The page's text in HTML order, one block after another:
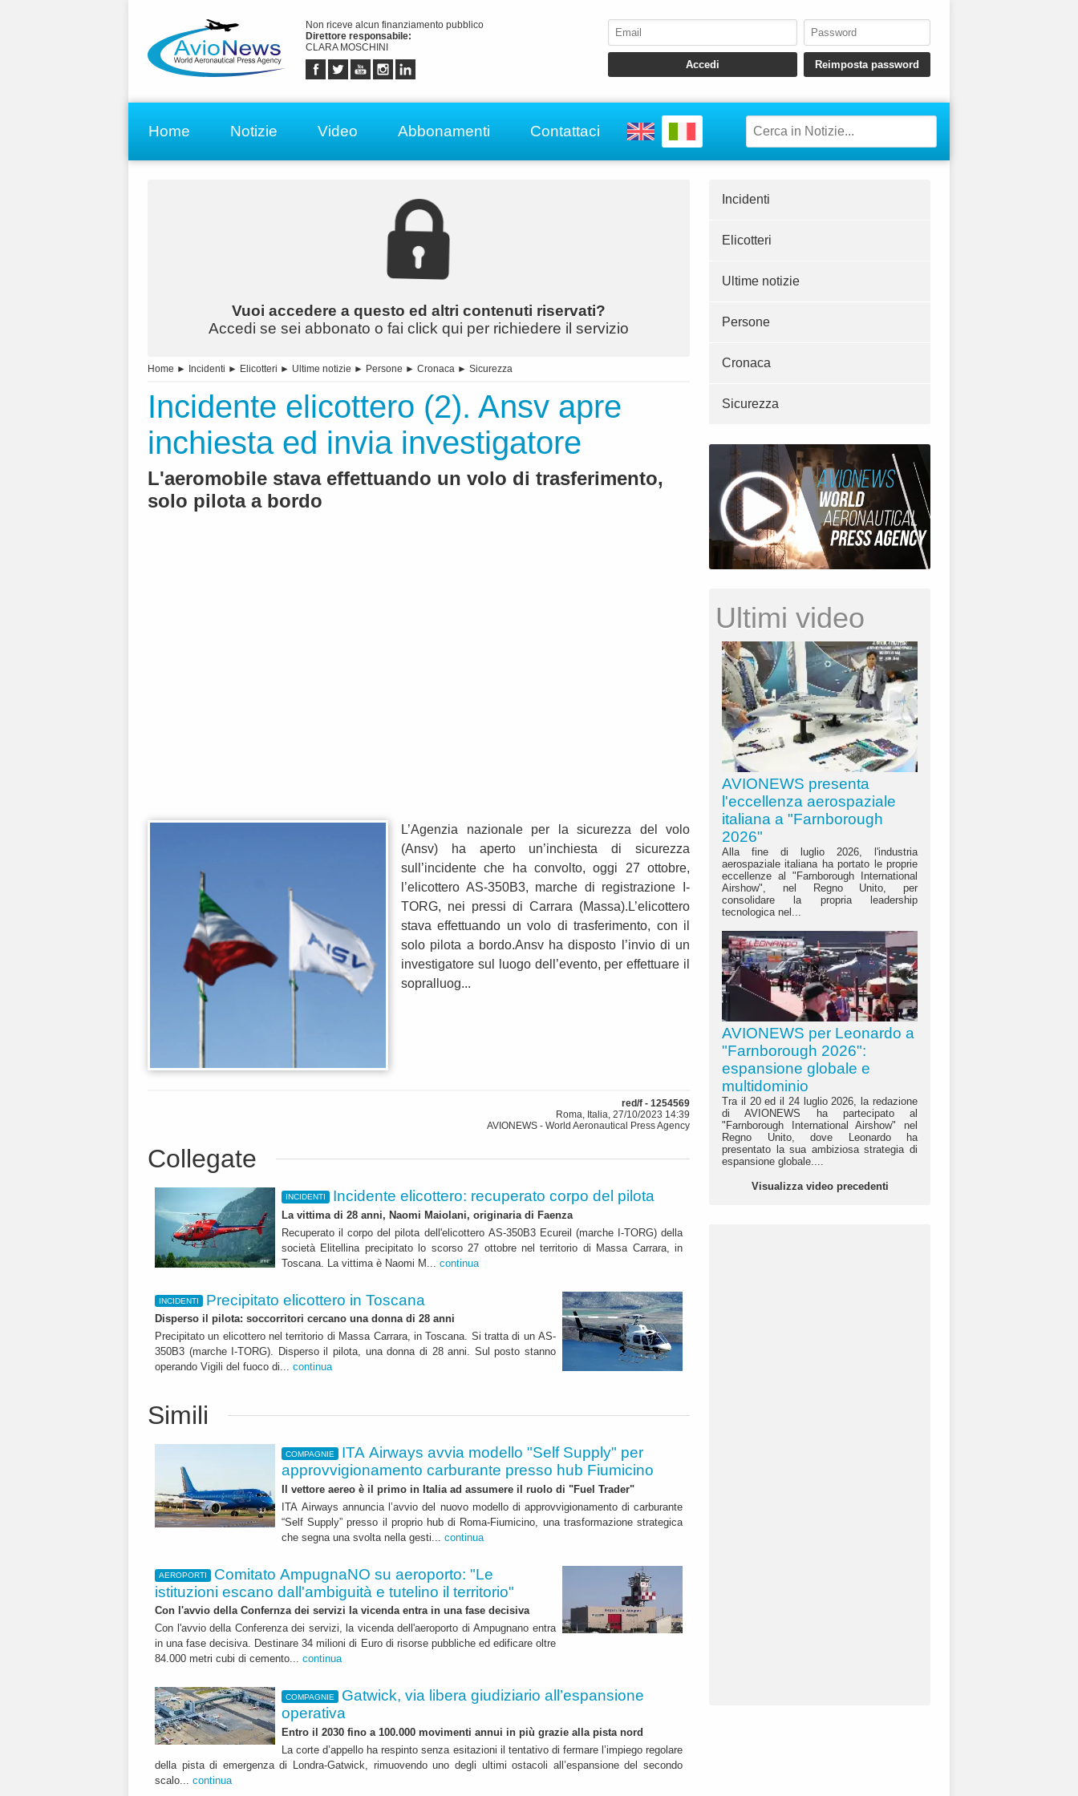
Non riceve alcun finanziamento pubblico
Direttore responsabile:
CLARA MOSCHINI
Home Notizie Video Abbonamenti Contattaci
Vuoi accedere a questo ed altri contenuti riservati?
Accedi se sei abbonato o fai click qui per richiedere il servizio
Home ► Incidenti ► Elicotteri ► Ultime notizie ► Persone ► Cronaca ► Sicurezza
Incidente elicottero (2). Ansv apre
inchiesta ed invia investigatore
L'aeromobile stava effettuando un volo di trasferimento,
solo pilota a bordo
L’Agenzia nazionale per la sicurezza del volo
(Ansv) ha aperto un’inchiesta di sicurezza
sull’incidente che ha convolto, oggi 27 ottobre,
l’elicottero AS-350B3, marche di registrazione I-
TORG, nei pressi di Carrara (Massa).L’elicottero
stava effettuando un volo di trasferimento, con il
solo pilota a bordo.Ansv ha disposto l’invio di un
investigatore sul luogo dell’evento, per effettuare il
sopralluog...
red/f - 1254569
Roma, Italia, 27/10/2023 14:39
AVIONEWS - World Aeronautical Press Agency
Collegate
INCIDENTI Incidente elicottero: recuperato corpo del pilota
La vittima di 28 anni, Naomi Maiolani, originaria di Faenza
Recuperato il corpo del pilota dell'elicottero AS-350B3 Ecureil (marche I-TORG) della
società Elitellina precipitato lo scorso 27 ottobre nel territorio di Massa Carrara, in
Toscana. La vittima è Naomi M... continua
INCIDENTI Precipitato elicottero in Toscana
Disperso il pilota: soccorritori cercano una donna di 28 anni
Precipitato un elicottero nel territorio di Massa Carrara, in Toscana. Si tratta di un AS-
350B3 (marche I-TORG). Disperso il pilota, una donna di 28 anni. Sul posto stanno
operando Vigili del fuoco di... continua
Simili
COMPAGNIE
ITA Airways avvia modello "Self Supply" per
approvvigionamento carburante presso hub Fiumicino
Il vettore aereo è il primo in Italia ad assumere il ruolo di "Fuel Trader"
ITA Airways annuncia l’avvio del nuovo modello di approvvigionamento di carburante
“Self Supply” presso il proprio hub di Roma-Fiumicino, una trasformazione strategica
che segna una svolta nella gesti... continua
AEROPORTI
Comitato AmpugnaNO su aeroporto: "Le
istituzioni escano dall'ambiguità e tutelino il territorio"
Con l'avvio della Confernza dei servizi la vicenda entra in una fase decisiva
Con l'avvio della Conferenza dei servizi, la vicenda dell'aeroporto di Ampugnano entra
in una fase decisiva. Destinare 34 milioni di Euro di risorse pubbliche ed edificare oltre
84.000 metri cubi di cemento... continua
COMPAGNIE
Gatwick, via libera giudiziario all’espansione
operativa
Entro il 2030 fino a 100.000 movimenti annui in più grazie alla pista nord
La corte d’appello ha respinto senza esitazioni il tentativo di fermare l’impiego regolare
della pista di emergenza di Londra-Gatwick, rimuovendo uno degli ultimi ostacoli all’espansione del secondo
scalo... continua
Incidenti
Elicotteri
Ultime notizie
Persone
Cronaca
Sicurezza
Ultimi video
AVIONEWS presenta
l'eccellenza aerospaziale
italiana a "Farnborough
2026"
Alla fine di luglio 2026, l'industria
aerospaziale italiana ha portato le proprie
eccellenze al "Farnborough International
Airshow", nel Regno Unito, per
consolidare la propria leadership
tecnologica nel...
AVIONEWS per Leonardo a
"Farnborough 2026":
espansione globale e
multidominio
Tra il 20 ed il 24 luglio 2026, la redazione
di AVIONEWS ha partecipato al
"Farnborough International Airshow" nel
Regno Unito, dove Leonardo ha
presentato la sua ambiziosa strategia di
espansione globale....
Visualizza video precedenti